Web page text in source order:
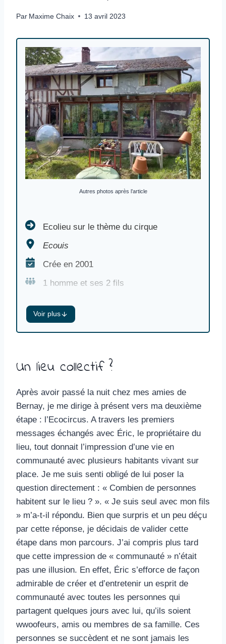
Par Maxime Chaix 13 avril 2023
Autres photos après l’article
Ecolieu sur le thème du cirque Ecouis Crée en
Ecolieu sur le thème du cirque
Ecouis
Crée en 2001
1 homme et ses 2 fils
petites constructions en bois, cultures
Valeurs : liberté artistique, amitié,
Période de présence : 1 semaine fin mai
2021
Distance à vélo depuis le précédent lieu :
142 km
Accueil : 3 wwoofeur.ses (1+ 1couple)
Lieu de vie en route vers l’autonomie –
WWOOF France
Voir plus
Un lieu collectif ?
Après avoir passé la nuit chez mes amies de
Bernay, je me dirige à présent vers ma deuxième
étape : l’Ecocircus. A travers les premiers
messages échangés avec Éric, le propriétaire du
lieu, tout donnait l’impression d’une vie en
communauté avec plusieurs habitants vivant sur
place. Je me suis senti obligé de lui poser la
question directement : « Combien de personnes
habitent sur le lieu ? ». « Je suis seul avec mon fils
» m’a-t-il répondu. Bien que surpris et un peu déçu
par cette réponse, je décidais de valider cette
étape dans mon parcours. J’ai compris plus tard
que cette impression de « communauté » n’était
pas une illusion. En effet, Éric s’efforce de façon
admirable de créer et d’entretenir un esprit de
communauté avec toutes les personnes qui
partagent quelques jours avec lui, qu’ils soient
wwoofeurs, amis ou membres de sa famille. Ces
personnes se succèdent et ne sont jamais les